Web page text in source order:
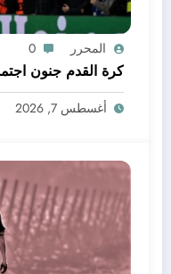
المحرر 0
كرة القدم جنون
أغسطس 7, 2026